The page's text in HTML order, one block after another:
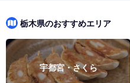
栃木県のおすすめエリア
宇都宮・さくら